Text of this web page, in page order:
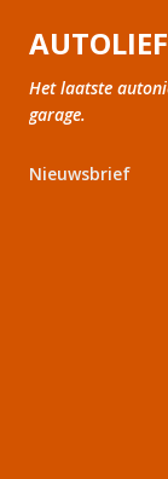
Het laatste
garage.
Nieuwsbrief